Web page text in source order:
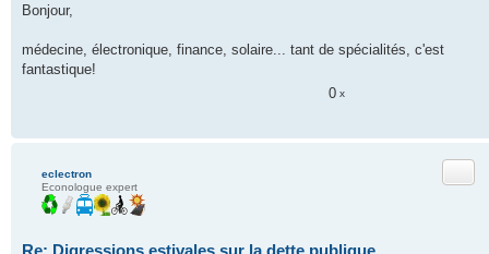
s
a
g
e
Bonjour,
médecine, électronique, finance, solaire... tant de spécialités, c'est
fantastique!
0 x
eclectron
Econologue expert
Re: Digressions estivales sur la dette publique